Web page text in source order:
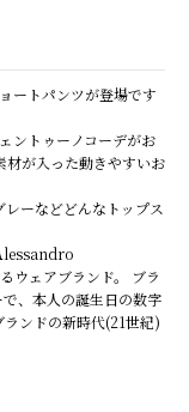
ートパンツが登場です
ントゥーノコーデがお
材が入った動きやすいお
ーなどどんなトップス
ウェアブランド。 ブラ
、本人の誕生日の数字
ンドの新時代(21世紀)